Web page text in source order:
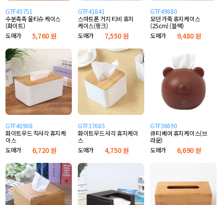
GTF45751
수분촉촉 물티슈 케이스
(화이트)
도매가
5,760 원
GTF41841
스마트폰 거치 티비 휴지
케이스(핑크)
도매가
7,550 원
GTF49880
모던 가죽 휴지케이스
(25cm) (블랙)
도매가
9,480 원
GTF40908
화이트우드 직사각 휴지케
이스
도매가
6,720 원
GTF37685
화이트우드 사각 휴지케이
스
도매가
4,750 원
GTF36690
큐티 베어 휴지케이스(브
라운)
도매가
6,690 원